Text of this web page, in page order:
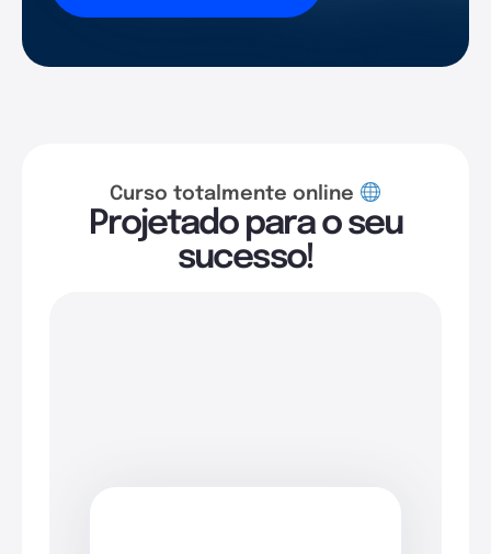
Curso totalmente online
Projetado para o seu
sucesso!